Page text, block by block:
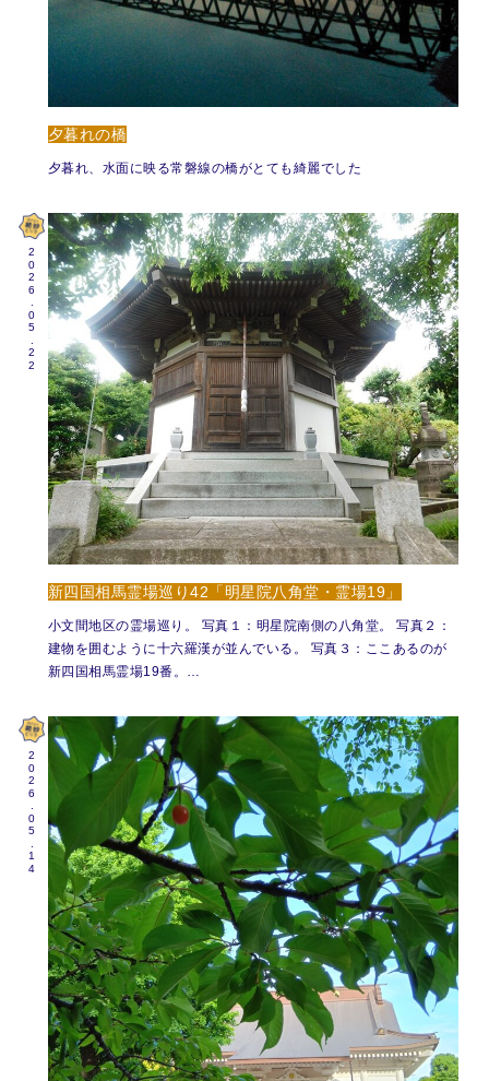
夕暮れの橋
夕暮れ、水面に映る常磐線の橋がとても綺麗でした
2026.05.22
新四国相馬霊場巡り42「明星院八角堂・霊場19」
小文間地区の霊場巡り。 写真１：明星院南側の八角堂。 写真２：
建物を囲むように十六羅漢が並んでいる。 写真３：ここあるのが
新四国相馬霊場19番。…
2026.05.14